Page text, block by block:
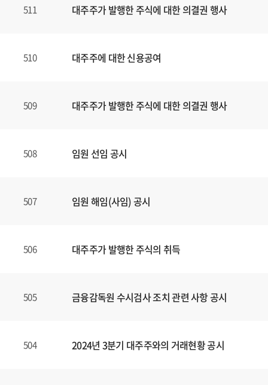
511 대주주가 발행한 주식에 대한 의결권 행사
510 대주주에 대한 신용공여
509 대주주가 발행한 주식에 대한 의결권 행사
508 임원 선임 공시
507 임원 해임(사임) 공시
506 대주주가 발행한 주식의 취득
505 금융감독원 수시검사 조치 관련 사항 공시
504 2024년 3분기 대주주와의 거래현황 공시